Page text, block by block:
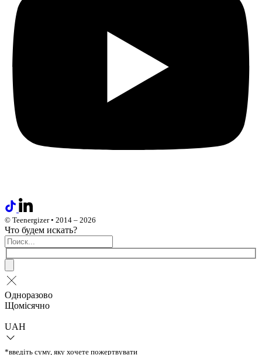
© Teenergizer • 2014 – 2026
Что будем искать?
Одноразово
Щомісячно
UAH
*введіть суму, яку хочете пожертвувати